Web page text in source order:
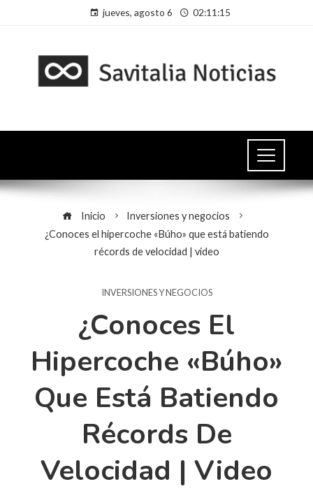
jueves, agosto 6 02:11:16
Inicio
Inversiones y negocios
¿Conoces el hipercoche «Búho» que está batiendo
récords de velocidad | video
INVERSIONES Y NEGOCIOS
¿Conoces El
Hipercoche «Búho»
Que Está Batiendo
Récords De
Velocidad | Video